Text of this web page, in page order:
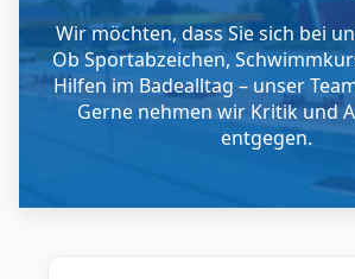
Wir möchten, dass Sie sich bei
Ob Sportabzeichen,
Hilfen im Badealltag – unser
Gerne nehmen wir Kritik und
entgegen.